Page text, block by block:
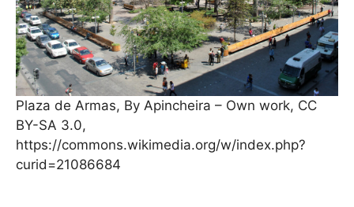
Plaza de Armas, By Apincheira – Own work, CC
BY-SA 3.0,
https://commons.wikimedia.org/w/index.php?
curid=21086684